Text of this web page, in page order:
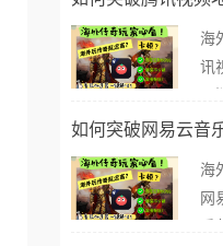
海
讯
外
地
海
如何突破网易云音
海
网